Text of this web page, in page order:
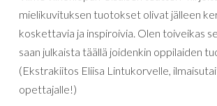
mielikuvituksen tuotokset olivat jälleen
koskettavia ja inspiroivia. Olen toiveikas
saan julkaista täällä joidenkin oppilaiden
(Ekstrakiitos Eliisa Lintukorvelle,
opettajalle!)